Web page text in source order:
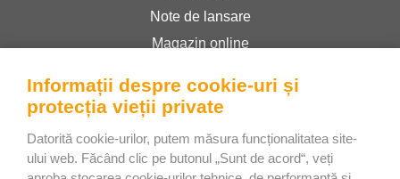
Note de lansare
Magazin online
Politica de confidențialitate
Bee Interactive s.r.o.
Informații despre cookie-uri și
protecția vieții private
Datorită cookie-urilor, putem măsura funcționalitatea site-
ului web. Făcând clic pe butonul „Sunt de acord“, veți